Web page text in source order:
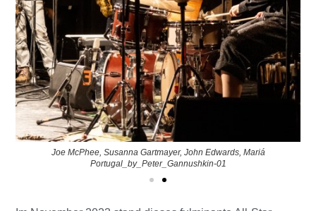
Joe McPhee, Susanna Gartmayer, John Edwards, Mariá
Portugal_by_Peter_Gannushkin-01